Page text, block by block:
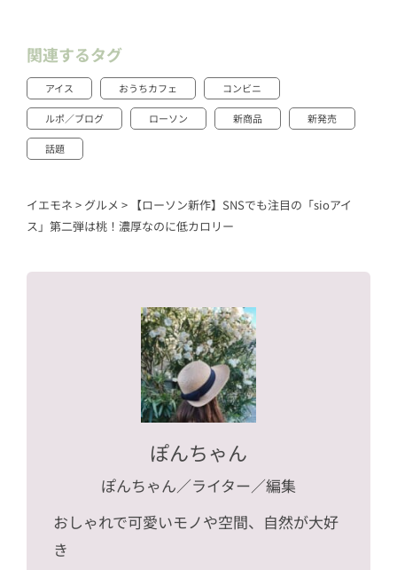
関連するタグ
アイス おうちカフェ コンビニ
ルポ／ブログ ローソン 新商品 新発売
話題
イエモネ > グルメ > 【ローソン新作】SNSでも注目の「sioアイ
ス」第二弾は桃！濃厚なのに低カロリー
ぽんちゃん
ぽんちゃん／ライター／編集
おしゃれで可愛いモノや空間、自然が大好
き